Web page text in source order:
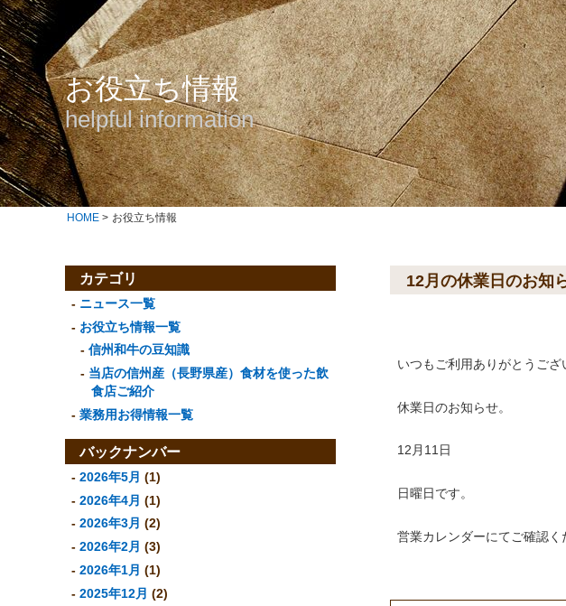
お役立ち情報
helpful information
HOME > お役立ち情報
カテゴリ
ニュース一覧
お役立ち情報一覧
信州和牛の豆知識
当店の信州産（長野県産）食材を使った飲
食店ご紹介
業務用お得情報一覧
バックナンバー
2026年5月 (1)
2026年4月 (1)
2026年3月 (2)
2026年2月 (3)
2026年1月 (1)
2025年12月 (2)
12月の休業日のお知
いつもご利用ありがとうござ
休業日のお知らせ。
12月11日
日曜日です。
営業カレンダーにてご確認く